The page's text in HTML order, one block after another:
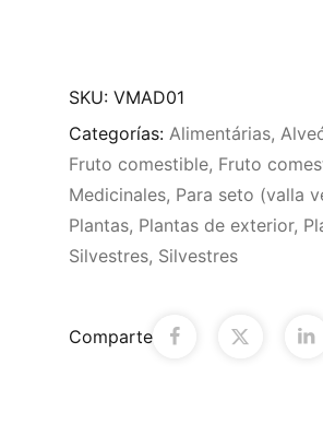
SKU: VMAD01
Categorías: Alimentárias,
Fruto comestible, Fruto
Medicinales, Para seto (valla
Plantas, Plantas de exterior,
Silvestres, Silvestres
Comparte